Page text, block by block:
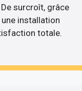
surcroît, grâce
installation
totale.